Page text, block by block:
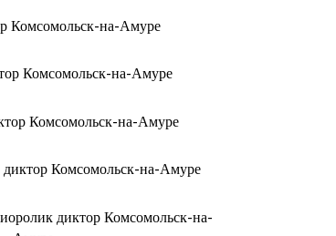
Комсомольск-на-Амуре
Комсомольск-на-Амуре
Комсомольск-на-Амуре
диктор Комсомольск-на-Амуре
диктор Комсомольск-на-